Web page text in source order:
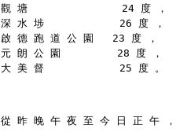
觀 塘               24 度 ，
深 水 埗            26 度 ，
啟 德 跑 道 公 園   23 度 ，
元 朗 公 園         28 度 ，
大 美 督            25 度 。
從 昨 晚 午 夜 至 今 日 正 午